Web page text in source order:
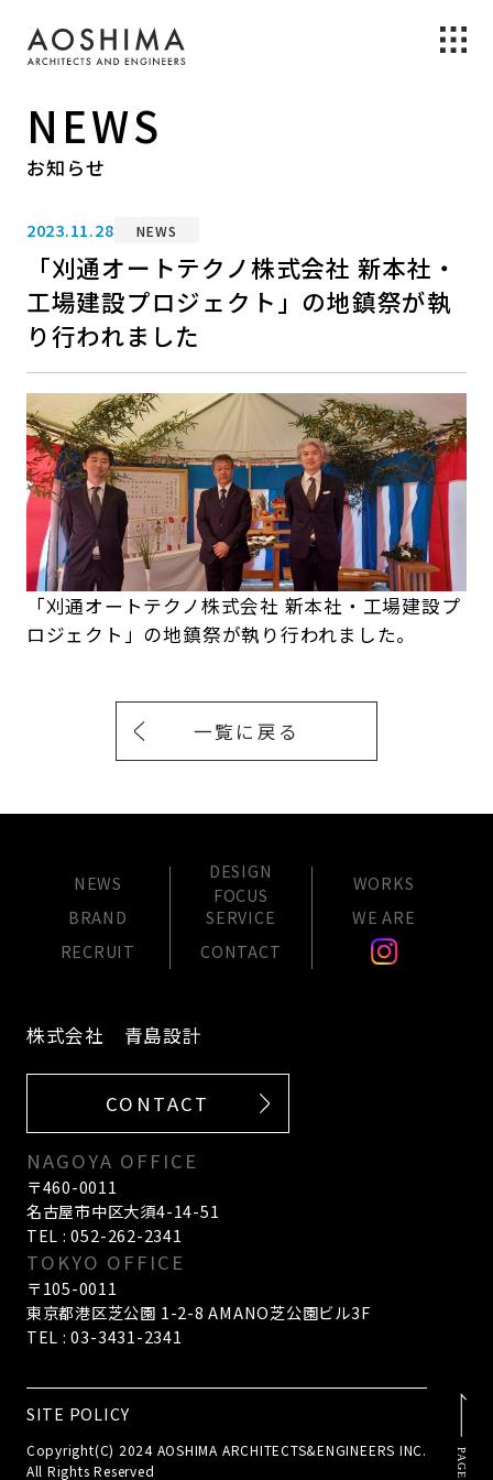
NEWS
お知らせ
2023.11.28 NEWS
「刈通オートテクノ株式会社 新本社・
工場建設プロジェクト」の地鎮祭が執
り行われました
「刈通オートテクノ株式会社 新本社・工場建設プ
ロジェクト」の地鎮祭が執り行われました。
一覧に戻る
NEWS
DESIGN
FOCUS
WORKS
BRAND
SERVICE
WE ARE
RECRUIT
CONTACT
株式会社 青島設計
CONTACT
NAGOYA OFFICE
〒460-0011
名古屋市中区大須4-14-51
TEL : 052-262-2341
TOKYO OFFICE
〒105-0011
東京都港区芝公園 1-2-8 AMANO芝公園ビル3F
TEL : 03-3431-2341
Copyright(C) 2024 AOSHIMA ARCHITECTS&ENGINEERS INC.
All Rights Reserved
SITE POLICY